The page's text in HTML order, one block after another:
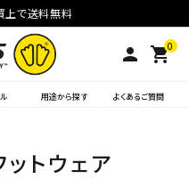
で送料無料
person 0
shopping_cart
用途から探す よくあるご質問
ットウェア